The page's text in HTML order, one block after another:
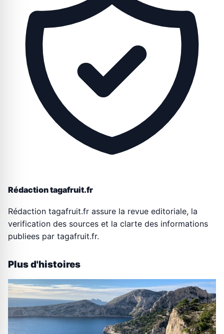
Rédaction tagafruit.fr
Rédaction tagafruit.fr assure la revue editoriale, la
verification des sources et la clarte des informations
publiees par tagafruit.fr.
Plus d'histoires